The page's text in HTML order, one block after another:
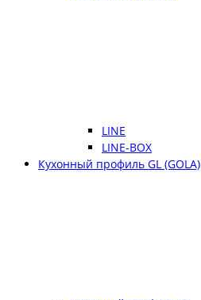
LINE
LINE-BOX
Кухонный профиль GL (GOLA)